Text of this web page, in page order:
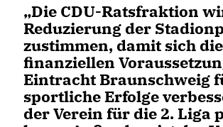
Die CDU-Ratsfraktion
Reduzierung der
zustimmen, damit sich die
finanziellen
Eintracht Braunschweig
sportliche Erfolge
der Verein für die 2. Liga